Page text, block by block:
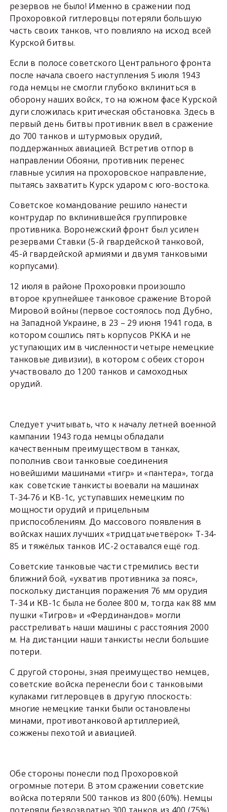
резервов не было! Именно в сражении под
Прохоровкой гитлеровцы потеряли большую
часть своих танков, что повлияло на исход всей
Курской битвы.
Если в полосе советского Центрального фронта
после начала своего наступления 5 июля 1943
года немцы не смогли глубоко вклиниться в
оборону наших войск, то на южном фасе Курской
дуги сложилась критическая обстановка. Здесь в
первый день битвы противник ввел в сражение
до 700 танков и штурмовых орудий,
поддержанных авиацией. Встретив отпор в
направлении Обояни, противник перенес
главные усилия на прохоровское направление,
пытаясь захватить Курск ударом с юго-востока.
Советское командование решило нанести
контрудар по вклинившейся группировке
противника. Воронежский фронт был усилен
резервами Ставки (5-й гвардейской танковой,
45-й гвардейской армиями и двумя танковыми
корпусами).
12 июля в районе Прохоровки произошло
второе крупнейшее танковое сражение Второй
Мировой войны (первое состоялось под Дубно,
на Западной Украине, в 23 – 29 июня 1941 года, в
котором сошлись пять корпусов РККА и не
уступающих им в численности четыре немецкие
танковые дивизии), в котором с обеих сторон
участвовало до 1200 танков и самоходных
орудий.
Следует учитывать, что к началу летней военной
кампании 1943 года немцы обладали
качественным преимуществом в танках,
пополнив свои танковые соединения
новейшими машинами «тигр» и «пантера», тогда
как советские танкисты воевали на машинах
Т-34-76 и КВ-1с, уступавших немецким по
мощности орудий и прицельным
приспособлениям. До массового появления в
войсках наших лучших «тридцатьчетвёрок» Т-34-
85 и тяжёлых танков ИС-2 оставался ещё год.
Советские танковые части стремились вести
ближний бой, «ухватив противника за пояс»,
поскольку дистанция поражения 76 мм орудия
Т-34 и КВ-1с была не более 800 м, тогда как 88 мм
пушки «Тигров» и «Фердинандов» могли
расстреливать наши машины с расстояния 2000
м. На дистанции наши танкисты несли большие
потери.
С другой стороны, зная преимущество немцев,
советские войска перенесли бои с танковыми
кулаками гитлеровцев в другую плоскость:
многие немецкие танки были остановлены
минами, противотанковой артиллерией,
сожжены пехотой и авиацией.
Обе стороны понесли под Прохоровкой
огромные потери. В этом сражении советские
войска потеряли 500 танков из 800 (60%). Немцы